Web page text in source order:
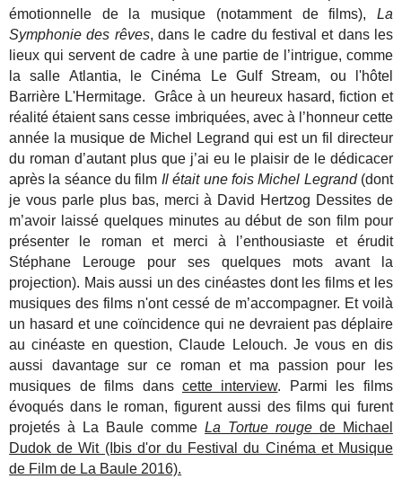
émotionnelle de la musique (notamment de films), La
Symphonie des rêves, dans le cadre du festival et dans les
lieux qui servent de cadre à une partie de l’intrigue, comme
la salle Atlantia, le Cinéma Le Gulf Stream, ou l'hôtel
Barrière L'Hermitage. Grâce à un heureux hasard, fiction et
réalité étaient sans cesse imbriquées, avec à l’honneur cette
année la musique de Michel Legrand qui est un fil directeur
du roman d’autant plus que j’ai eu le plaisir de le dédicacer
après la séance du film Il était une fois Michel Legrand(dont
je vous parle plus bas, merci à David Hertzog Dessites de
m’avoir laissé quelques minutes au début de son film pour
présenter le roman et merci à l’enthousiaste et érudit
Stéphane Lerouge pour ses quelques mots avant la
projection). Mais aussi un des cinéastes dont les films et les
musiques des films n'ont cessé de m’accompagner. Et voilà
un hasard et une coïncidence qui ne devraient pas déplaire
au cinéaste en question, Claude Lelouch. Je vous en dis
aussi davantage sur ce roman et ma passion pour les
musiques de films dans cette interview. Parmi les films
évoqués dans le roman, figurent aussi des films qui furent
projetés à La Baule comme La Tortue rouge de Michael
Dudok de Wit (Ibis d'or du Festival du Cinéma et Musique
de Film de La Baule 2016).